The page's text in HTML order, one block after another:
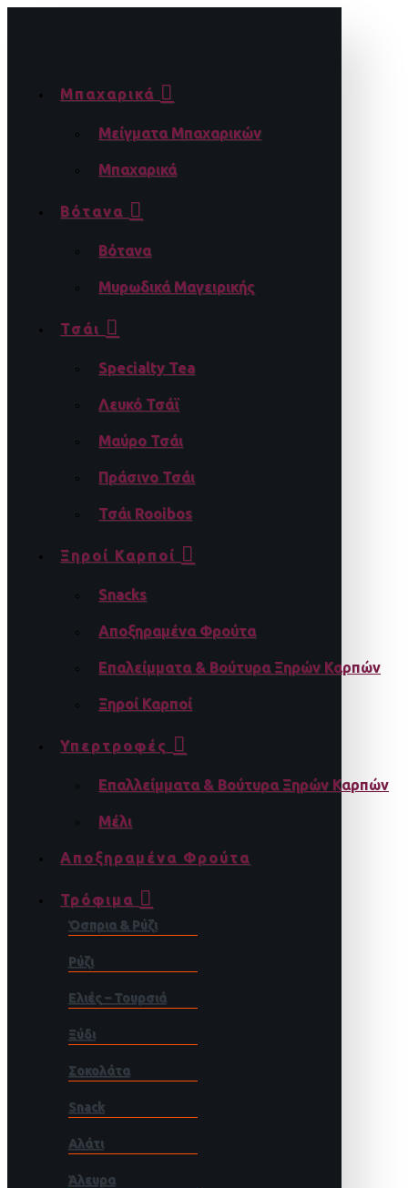
Μπαχαρικά
Μείγματα Μπαχαρικών
Μπαχαρικά
Βότανα
Βότανα
Μυρωδικά Μαγειρικής
Τσάι
Specialty Tea
Λευκό Τσάϊ
Μαύρο Τσάι
Πράσινο Τσάι
Τσάι Rooibos
Ξηροί Καρποί
Snacks
Αποξηραμένα Φρούτα
Επαλείμματα & Βούτυρα Ξηρών Καρπών
Ξηροί Καρποί
Υπερτροφές
Επαλλείμματα & Βούτυρα Ξηρών Καρπών
Μέλι
Αποξηραμένα Φρούτα
Τρόφιμα
Όσπρια & Ρύζι
Ρύζι
Ελιές – Τουρσιά
Ξύδι
Σοκολάτα
Snack
Αλάτι
Άλευρα